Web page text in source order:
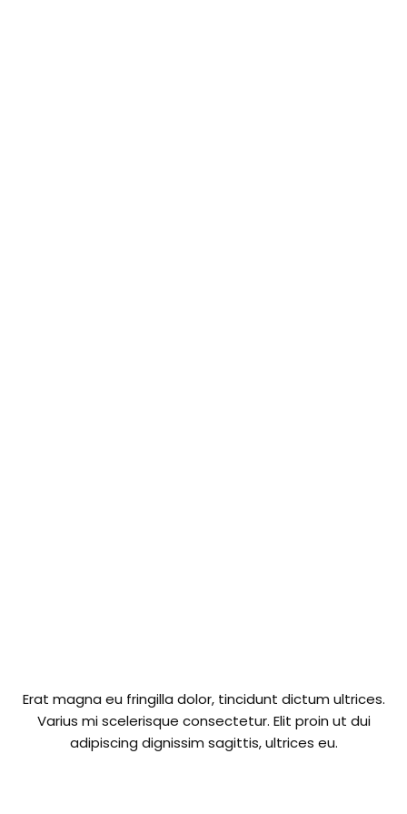
Erat magna eu fringilla dolor, tincidunt dictum ultrices.
Varius mi scelerisque consectetur. Elit proin ut dui
adipiscing dignissim sagittis, ultrices eu.